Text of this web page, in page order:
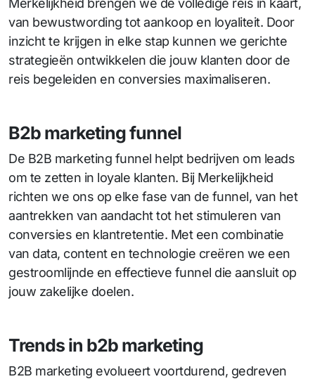
Merkelijkheid brengen we de volledige reis in kaart,
van bewustwording tot aankoop en loyaliteit. Door
inzicht te krijgen in elke stap kunnen we gerichte
strategieën ontwikkelen die jouw klanten door de
reis begeleiden en conversies maximaliseren.
B2b marketing funnel
De B2B marketing funnel helpt bedrijven om leads
om te zetten in loyale klanten. Bij Merkelijkheid
richten we ons op elke fase van de funnel, van het
aantrekken van aandacht tot het stimuleren van
conversies en klantretentie. Met een combinatie
van data, content en technologie creëren we een
gestroomlijnde en effectieve funnel die aansluit op
jouw zakelijke doelen.
Trends in b2b marketing
B2B marketing evolueert voortdurend, gedreven